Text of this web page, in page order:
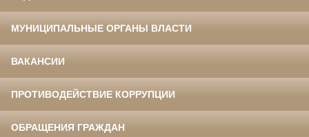
МУНИЦИПАЛЬНЫЕ ОРГАНЫ ВЛАСТИ
ВАКАНСИИ
ПРОТИВОДЕЙСТВИЕ КОРРУПЦИИ
ОБРАЩЕНИЯ ГРАЖДАН